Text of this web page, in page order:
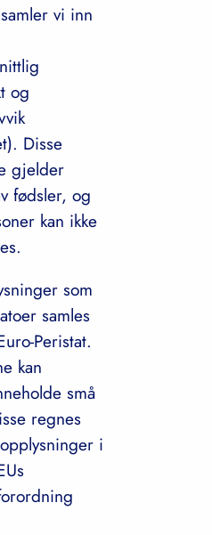
vi inn
og
Disse
gjelder
fødsler, og
kan ikke
som
samles
Peristat.
kan
små
regnes
i